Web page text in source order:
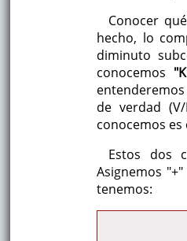
Conocer qué
hecho, lo
diminuto
conocemos
de verdad
conocemos
Estos dos
Asignemos
tenemos: